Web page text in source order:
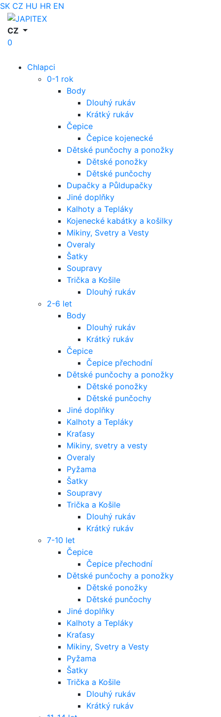
SK CZ HU HR EN
CZ
0
Chlapci
0-1 rok
Body
Dlouhý rukáv
Krátký rukáv
Čepice
Čepice kojenecké
Dětské punčochy a ponožky
Dětské ponožky
Dětské punčochy
Dupačky a Půldupačky
Jiné doplňky
Kalhoty a Tepláky
Kojenecké kabátky a košilky
Mikiny, Svetry a Vesty
Overaly
Šatky
Soupravy
Trička a Košile
Dlouhý rukáv
2-6 let
Body
Dlouhý rukáv
Krátký rukáv
Čepice
Čepice přechodní
Dětské punčochy a ponožky
Dětské ponožky
Dětské punčochy
Jiné doplňky
Kalhoty a Tepláky
Kraťasy
Mikiny, svetry a vesty
Overaly
Pyžama
Šatky
Soupravy
Trička a Košile
Dlouhý rukáv
Krátký rukáv
7-10 let
Čepice
Čepice přechodní
Dětské punčochy a ponožky
Dětské ponožky
Dětské punčochy
Jiné doplňky
Kalhoty a Tepláky
Kraťasy
Mikiny, Svetry a Vesty
Pyžama
Šatky
Trička a Košile
Dlouhý rukáv
Krátký rukáv